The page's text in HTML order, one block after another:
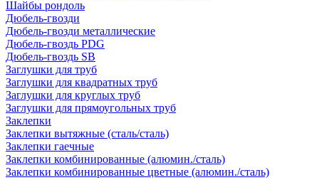
Шайбы рондоль
Дюбель-гвозди
Дюбель-гвозди металлические
Дюбель-гвоздь PDG
Дюбель-гвоздь SB
Заглушки для труб
Заглушки для квадратных труб
Заглушки для круглых труб
Заглушки для прямоугольных труб
Заклепки
Заклепки вытяжные (сталь/сталь)
Заклепки гаечные
Заклепки комбинированные (алюмин./сталь)
Заклепки комбинированные цветные (алюмин./сталь)